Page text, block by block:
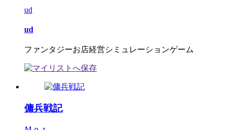
ud
ud
ファンタジーお店経営シミュレーションゲーム
傭兵戦記